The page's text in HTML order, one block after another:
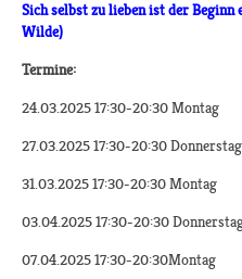
Sich selbst zu lieben ist der Beginn
Wilde)
Termine:
24.03.2025 17:30-20:30 Montag
27.03.2025 17:30-20:30 Donnerstag
31.03.2025 17:30-20:30 Montag
03.04.2025 17:30-20:30
07.04.2025 17:30-20:30Montag